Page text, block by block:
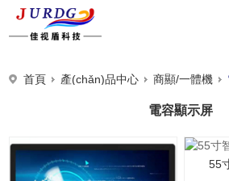
首頁 產(chǎn)品中心 商顯/一體機
電容顯示屏
55